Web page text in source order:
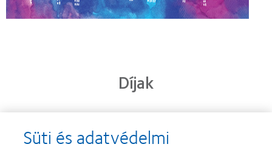
Díjak
Learn Learn
Süti és adatvédelmi